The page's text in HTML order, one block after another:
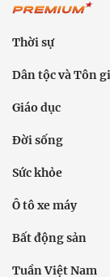
Thời sự
Dân tộc và Tôn
Giáo dục
Đời sống
Sức khỏe
Ô tô xe máy
Bất động sản
Tuần Việt Nam